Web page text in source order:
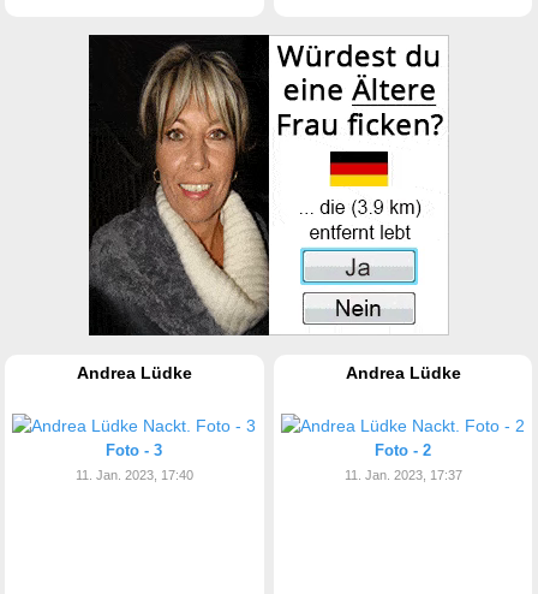
Andrea Lüdke
Foto - 3
11. Jan. 2023, 17:40
Andrea Lüdke
Foto - 2
11. Jan. 2023, 17:37